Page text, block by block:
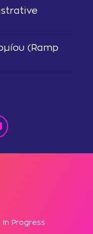
(Ramp
Progress